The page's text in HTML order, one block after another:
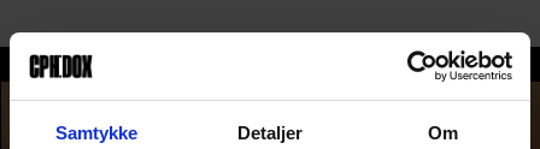
Samtykke Detaljer Om
Sebastian Figueredo